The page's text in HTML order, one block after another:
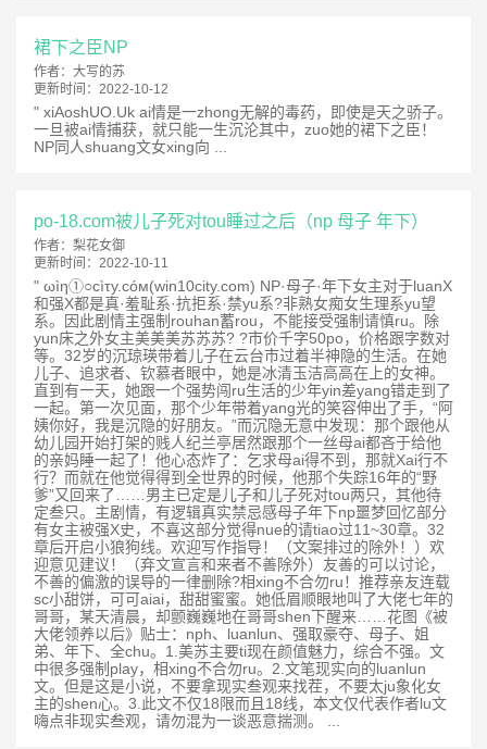
裙下之臣NP
作者： 大写的苏
更新时间： 2022-10-12
" xiAoshUO.Uk ai情是一zhong无解的毒药，即使是天之骄子。
一旦被ai情捕获，就只能一生沉沦其中，zuo她的裙下之臣！
NP同人shuang文女xing向 ...
po-18.com被儿子死对tou睡过之后（np 母子 年下）
作者： 梨花女御
更新时间： 2022-10-11
" ωìη①○cìτy.cóм(win10city.com) NP·母子·年下女主对于luanX
和强X都是真·羞耻系·抗拒系·禁yu系?非熟女痴女生理系yu望
系。因此剧情主强制rouhan蓄rou，不能接受强制请慎ru。除
yun床之外女主美美美苏苏苏? ?市价千字50po，价格跟字数对
等。32岁的沉琼瑛带着儿子在云台市过着半神隐的生活。在她
儿子、追求者、钦慕者眼中，她是冰清玉洁高高在上的女神。
直到有一天，她跟一个强势闯ru生活的少年yin差yang错走到了
一起。第一次见面，那个少年带着yang光的笑容伸出了手，“阿
姨你好，我是沉隐的好朋友。”而沉隐无意中发现：那个跟他从
幼儿园开始打架的贱人纪兰亭居然跟那个一丝母ai都吝于给他
的亲妈睡一起了！他心态炸了：乞求母ai得不到，那就Xai行不
行？而就在他觉得得到全世界的时候，他那个失踪16年的“野
爹”又回来了……男主已定是儿子和儿子死对tou两只，其他待
定叁只。主剧情，有逻辑真实禁忌感母子年下np噩梦回忆部分
有女主被强X史，不喜这部分觉得nue的请tiao过11~30章。32
章后开启小狼狗线。欢迎写作指导！（文案排过的除外！）欢
迎意见建议！（弃文宣言和来者不善除外）友善的可以讨论，
不善的偏激的误导的一律删除?相xing不合勿ru！推荐亲友连载
sc小甜饼，可可aiai，甜甜蜜蜜。她低眉顺眼地叫了大佬七年的
哥哥，某天清晨，却颤巍巍地在哥哥shen下醒来……花图《被
大佬领养以后》贴士：nph、luanlun、强取豪夺、母子、姐
弟、年下、全chu。1.美苏主要ti现在颜值魅力，综合不强。文
中很多强制play，相xing不合勿ru。2.文笔现实向的luanlun
文。但是这是小说，不要拿现实叁观来找茬，不要太ju象化女
主的shen心。3.此文不仅18限而且18线，本文仅代表作者lu文
嗨点非现实叁观，请勿混为一谈恶意揣测。 ...